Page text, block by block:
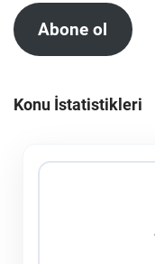
Abone ol
Konu İstatistikleri